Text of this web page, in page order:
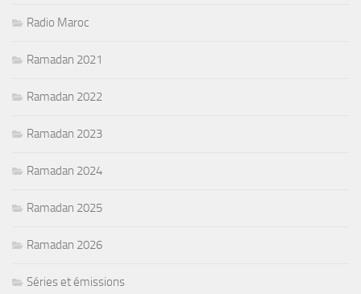
Radio Maroc
Ramadan 2021
Ramadan 2022
Ramadan 2023
Ramadan 2024
Ramadan 2025
Ramadan 2026
Séries et émissions